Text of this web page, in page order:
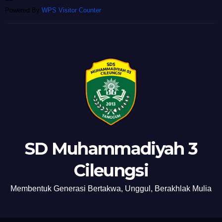
Powered By WPS Visitor Counter
SD Muhammadiyah 3
Cileungsi
Membentuk Generasi Bertakwa, Unggul, Berakhlak Mulia